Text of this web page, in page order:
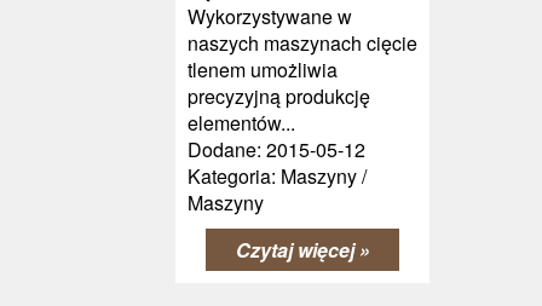
Wykorzystywane w
naszych maszynach cięcie
tlenem umożliwia
precyzyjną produkcję
elementów...
Dodane: 2015-05-12
Kategoria: Maszyny /
Maszyny
Czytaj więcej »